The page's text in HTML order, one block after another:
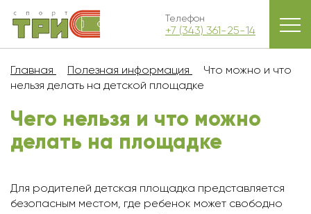
Телефон
+7 (343) 361-25-14
Главная Полезная информация
Что можно и что
нельзя делать на детской площадке
Чего нельзя и что можно
делать на площадке
Для родителей детская площадка представляется
безопасным местом, где ребенок может свободно